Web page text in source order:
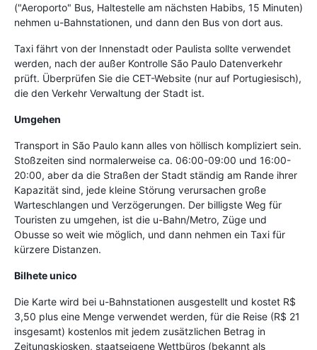
("Aeroporto" Bus, Haltestelle am nächsten Habibs, 15 Minuten)
nehmen u-Bahnstationen, und dann den Bus von dort aus.
Taxi fährt von der Innenstadt oder Paulista sollte verwendet
werden, nach der außer Kontrolle São Paulo Datenverkehr
prüft. Überprüfen Sie die CET-Website (nur auf Portugiesisch),
die den Verkehr Verwaltung der Stadt ist.
Umgehen
Transport in São Paulo kann alles von höllisch kompliziert sein.
Stoßzeiten sind normalerweise ca. 06:00-09:00 und 16:00-
20:00, aber da die Straßen der Stadt ständig am Rande ihrer
Kapazität sind, jede kleine Störung verursachen große
Warteschlangen und Verzögerungen. Der billigste Weg für
Touristen zu umgehen, ist die u-Bahn/Metro, Züge und
Obusse so weit wie möglich, und dann nehmen ein Taxi für
kürzere Distanzen.
Bilhete unico
Die Karte wird bei u-Bahnstationen ausgestellt und kostet R$
3,50 plus eine Menge verwendet werden, für die Reise (R$ 21
insgesamt) kostenlos mit jedem zusätzlichen Betrag in
Zeitungskiosken, staatseigene Wettbüros (bekannt als